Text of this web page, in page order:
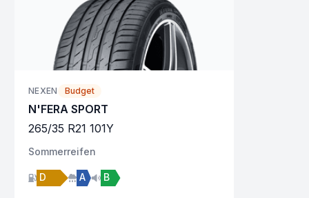
NEXEN Budget
N'FERA SPORT
265/35 R21 101Y
Sommerreifen
D A B